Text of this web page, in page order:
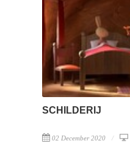
SCHILDERIJ
02 December 2020